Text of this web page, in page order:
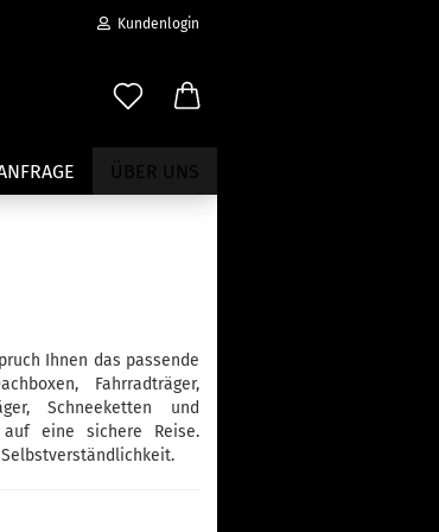
Kundenlogin
ÜBER UNS
Ihnen das passende
Fahrradträger,
Schneeketten und
eine sichere Reise.